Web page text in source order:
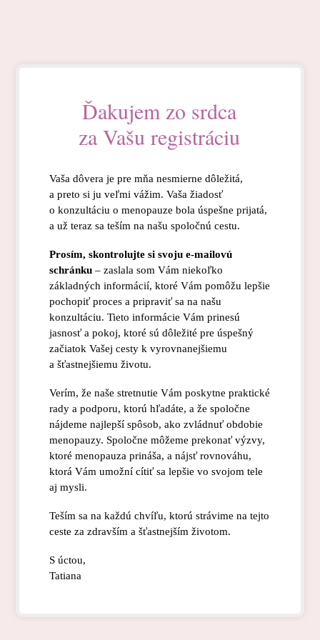
Ďakujem zo srdca
za Vašu registráciu
Vaša dôvera je pre mňa nesmierne dôležitá,
a preto si ju veľmi vážim. Vaša žiadosť
o konzultáciu o menopauze bola úspešne prijatá,
a už teraz sa teším na našu spoločnú cestu.
Prosím, skontrolujte si svoju e-mailovú
schránku – zaslala som Vám niekoľko
základných informácií, ktoré Vám pomôžu lepšie
pochopiť proces a pripraviť sa na našu
konzultáciu. Tieto informácie Vám prinesú
jasnosť a pokoj, ktoré sú dôležité pre úspešný
začiatok Vašej cesty k vyrovnanejšiemu
a šťastnejšiemu životu.
Verím, že naše stretnutie Vám poskytne praktické
rady a podporu, ktorú hľadáte, a že spoločne
nájdeme najlepší spôsob, ako zvládnuť obdobie
menopauzy. Spoločne môžeme prekonať výzvy,
ktoré menopauza prináša, a nájsť rovnováhu,
ktorá Vám umožní cítiť sa lepšie vo svojom tele
aj mysli.
Teším sa na každú chvíľu, ktorú strávime na tejto
ceste za zdravším a šťastnejším životom.
S úctou,
Tatiana